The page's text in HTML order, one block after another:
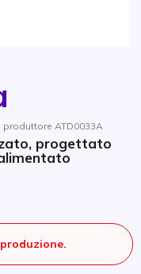
ATD0033A
progettato